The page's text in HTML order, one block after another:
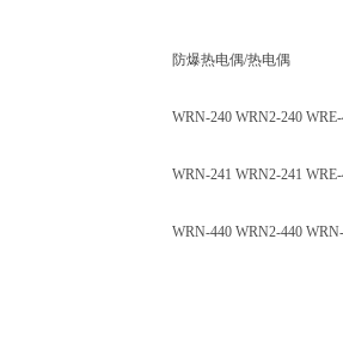
防爆热电偶/热电偶
WRN-240 WRN2-240
WRN-241 WRN2-241
WRN-440 WRN2-440